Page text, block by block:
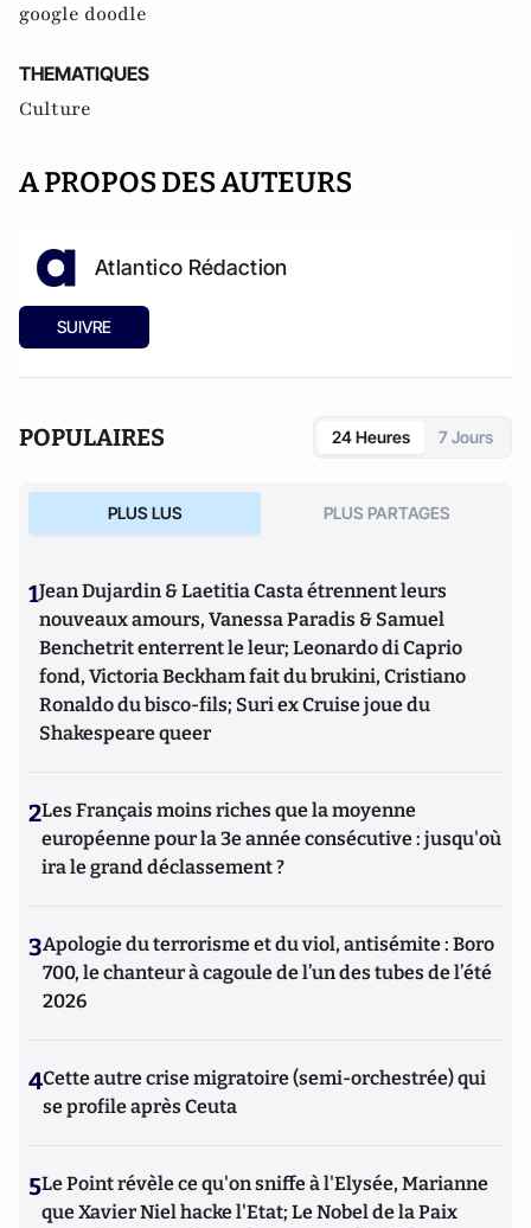
google doodle
THEMATIQUES
Culture
A PROPOS DES AUTEURS
Atlantico Rédaction
SUIVRE
POPULAIRES 24 Heures 7 Jours
PLUS LUS PLUS PARTAGES
1Jean Dujardin & Laetitia Casta étrennent leurs
nouveaux amours, Vanessa Paradis & Samuel
Benchetrit enterrent le leur; Leonardo di Caprio
fond, Victoria Beckham fait du brukini, Cristiano
Ronaldo du bisco-fils; Suri ex Cruise joue du
Shakespeare queer
2Les Français moins riches que la moyenne
européenne pour la 3e année consécutive : jusqu'où
ira le grand déclassement ?
3Apologie du terrorisme et du viol, antisémite : Boro
700, le chanteur à cagoule de l’un des tubes de l’été
2026
4Cette autre crise migratoire (semi-orchestrée) qui
se profile après Ceuta
5Le Point révèle ce qu'on sniffe à l'Elysée, Marianne
que Xavier Niel hacke l'Etat; Le Nobel de la Paix